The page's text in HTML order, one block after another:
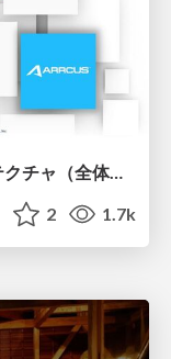
ホワイトボックス& SONiC アーキテクチャ（全体像） - SONiC Workshop Japan 2025
2 1.7k